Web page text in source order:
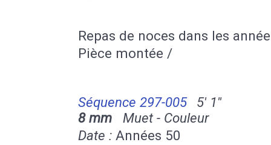
Repas de noces dans les
Pièce montée /
Séquence 297-005
5' 1''
8 mm Muet - Couleur
Date : Années 50